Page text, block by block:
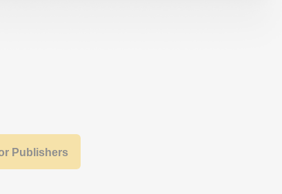
Publishers